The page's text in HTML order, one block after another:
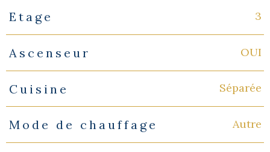
Etage 3
Ascenseur OUI
Cuisine Séparée
Mode de chauffage Autre